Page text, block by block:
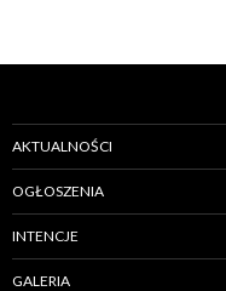
AKTUALNOŚCI
OGŁOSZENIA
INTENCJE
GALERIA